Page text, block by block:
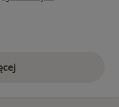
powyżej